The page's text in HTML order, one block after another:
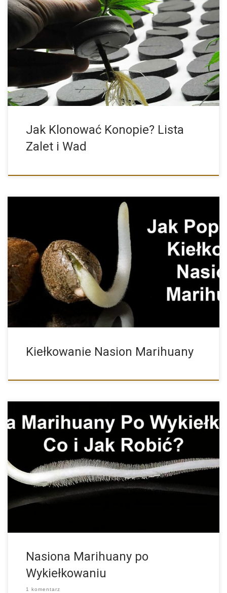
Niemal każdy z nas widział kiedyś odnóżkę jakiejkolwiek rośliny
domowej. […]
Jak Klonować Konopie? Lista
Zalet i Wad
Metody Kiełkowania Nasion oraz Najczęściej Popełniane Błędy
Właśnie kupiłeś nasiona […]
Kiełkowanie Nasion Marihuany
Wykiełkowane Nasiona Marihuany i Konopi – Co i Jak z […]
Nasiona Marihuany po
Wykiełkowaniu
1 komentarz